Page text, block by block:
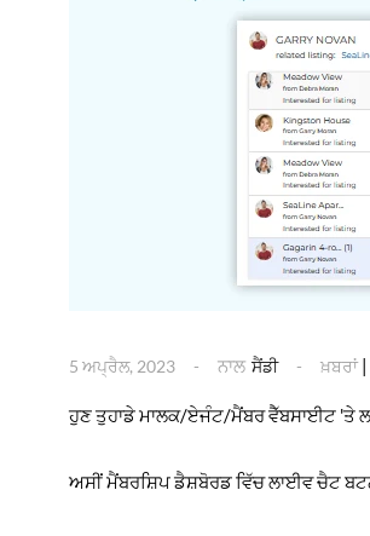
5 ਅਪ੍ਰੈਲ, 2023 ਨਾਲ ਸੈਂਡੀ ਖ਼ਬਰਾਂ|
ਹੁਣ ਤੁਹਾਡੇ ਮਾਲਕ/ਏਜੰਟ/ਮੈਂਬਰ ਵੈੱਬਸਾਈਟ 'ਤੇ
ਅਸੀਂ ਮੈਂਬਰਸ਼ਿਪ ਡੈਸ਼ਬੋਰਡ ਵਿੱਚ ਲਾਈਵ ਚੈਟ